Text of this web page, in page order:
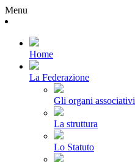
Menu
Home
La Federazione
Gli organi associativi
La struttura
Lo Statuto